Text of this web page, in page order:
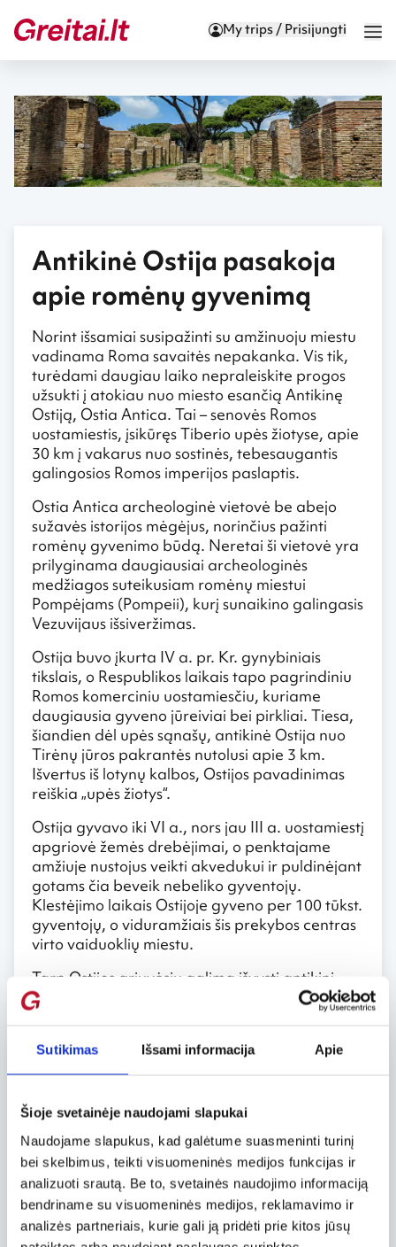
Sutikimas Išsami informacija Apie
Šioje svetainėje naudojami slapukai
Naudojame slapukus, kad galėtume suasmeninti turinį
bei skelbimus, teikti visuomeninės medijos funkcijas ir
analizuoti srautą. Be to, svetainės naudojimo informaciją
bendriname su visuomeninės medijos, reklamavimo ir
analizės partneriais, kurie gali ją pridėti prie kitos jūsų
My trips / Prisijungti
Antikinė Ostija pasakoja
apie romėnų gyvenimą
Norint išsamiai susipažinti su amžinuoju miestu
vadinama Roma savaitės nepakanka. Vis tik,
turėdami daugiau laiko nepraleiskite progos
užsukti į atokiau nuo miesto esančią Antikinę
Ostiją, Ostia Antica. Tai – senovės Romos
uostamiestis, įsikūręs Tiberio upės žiotyse, apie
30 km į vakarus nuo sostinės, tebesaugantis
galingosios Romos imperijos paslaptis.
Ostia Antica archeologinė vietovė be abejo
sužavės istorijos mėgėjus, norinčius pažinti
romėnų gyvenimo būdą. Neretai ši vietovė yra
prilyginama daugiausiai archeologinės
medžiagos suteikusiam romėnų miestui
Pompėjams (Pompeii), kurį sunaikino galingasis
Vezuvijaus išsiveržimas.
Ostija buvo įkurta IV a. pr. Kr. gynybiniais
tikslais, o Respublikos laikais tapo pagrindiniu
Romos komerciniu uostamiesčiu, kuriame
daugiausia gyveno jūreiviai bei pirkliai. Tiesa,
šiandien dėl upės sąnašų, antikinė Ostija nuo
Tirėnų jūros pakrantės nutolusi apie 3 km.
Išvertus iš lotynų kalbos, Ostijos pavadinimas
reiškia „upės žiotys“.
Ostija gyvavo iki VI a., nors jau III a. uostamiestį
apgriovė žemės drebėjimai, o penktajame
amžiuje nustojus veikti akvedukui ir puldinėjant
gotams čia beveik nebeliko gyventojų.
Klestėjimo laikais Ostijoje gyveno per 100 tūkst.
gyventojų, o viduramžiais šis prekybos centras
virto vaiduoklių miestu.
Tarp Ostijos griuvėsių galima išvysti antikinį
amfiteatrą, buvusias uostamiesčio
parduotuves, romėniškas pirtis, šventyklas (iš
nekropolį. Pro antikos liekanas veda
pagrindinė miesto gatvė, Decumanus
perpildytos Romos esanti Ostija neabejotinai
įkvėps įsijausti į senovės romėnų gyvenseną.
Iš Romos į Ostiją galima nuvažiuoti traukiniu
maždaug per pusvalandį Piramide stotelėje (į
ją galima nuvykti Metro B linija) sėdus į Roma
Lido traukinį, važiuojantį Ostia Antica kryptimi.